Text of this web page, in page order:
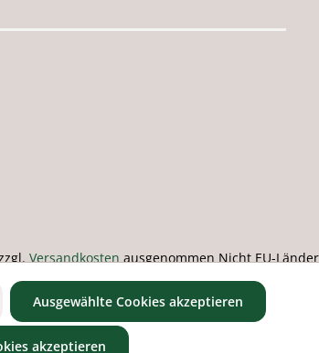
Versandkosten ausgenommen Nicht EU-Länder
Ausgewählte Cookies akzeptieren
akzeptieren